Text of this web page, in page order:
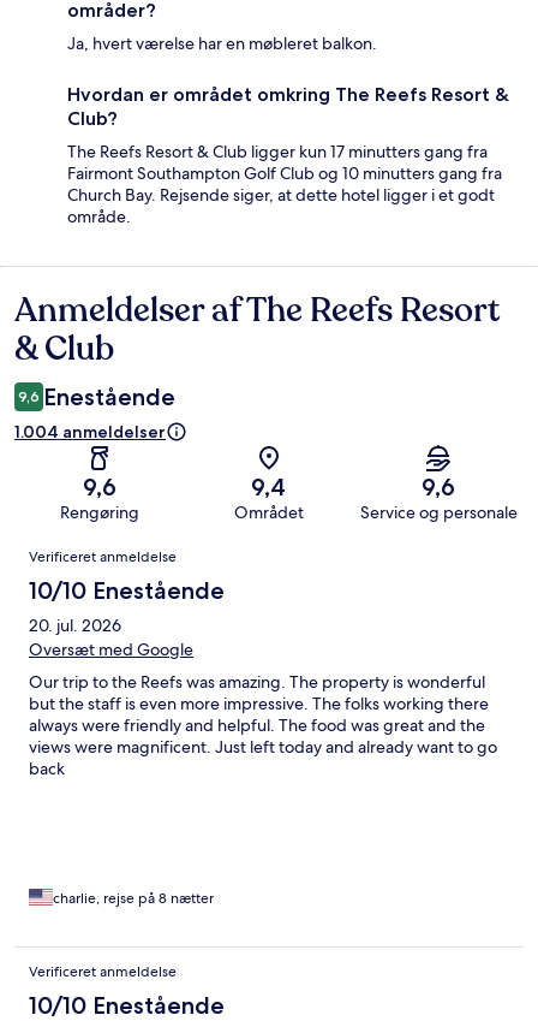
områder?
Ja, hvert værelse har en møbleret balkon.
Hvordan er området omkring The Reefs Resort &
Club?
The Reefs Resort & Club ligger kun 17 minutters gang fra
Fairmont Southampton Golf Club og 10 minutters gang fra
Church Bay. Rejsende siger, at dette hotel ligger i et godt
område.
Anmeldelser
Anmeldelser af The Reefs Resort
& Club
9,6 Enestående
1.004 anmeldelser
9,6
Rengøring
9,4
Området
9,6
Service og personale
Anmeldelser
Verificeret anmeldelse
10/10 Enestående
20. jul. 2026
Oversæt med Google
Our trip to the Reefs was amazing. The property is wonderful
but the staff is even more impressive. The folks working there
always were friendly and helpful. The food was great and the
views were magnificent. Just left today and already want to go
back
charlie, rejse på 8 nætter
Verificeret anmeldelse
10/10 Enestående